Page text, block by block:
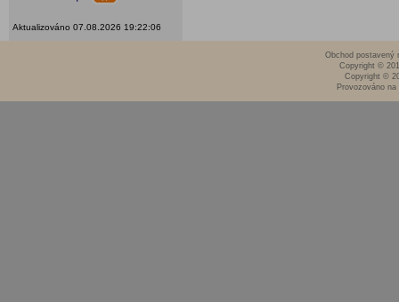
Aktualizováno 07.08.2026 19:22:06
Obchod postavený
Copyright ©
Copyright ©
Provozováno